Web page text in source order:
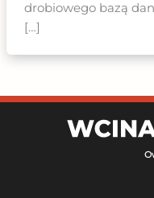
drobiowego bazą
[…]